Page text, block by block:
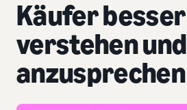
Käufer
verstehen und
anzusprechen